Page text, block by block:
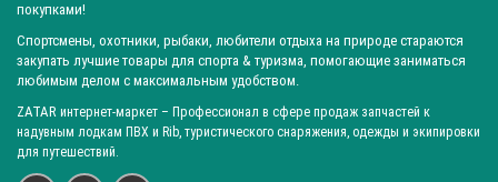
покупками!
Спортсмены, охотники, рыбаки, любители отдыха на природе стараются
закупать лучшие товары для спорта & туризма, помогающие заниматься
любимым делом с максимальным удобством.
ZATAR интернет-маркет – Профессионал в сфере продаж запчастей к
надувным лодкам ПВХ и Rib, туристического снаряжения, одежды и экипировки
для путешествий.